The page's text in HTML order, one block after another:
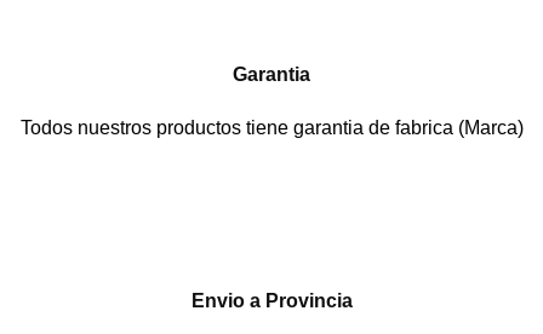
Garantia
Todos nuestros productos tiene garantia de fabrica (Marca)
Envio a Provincia